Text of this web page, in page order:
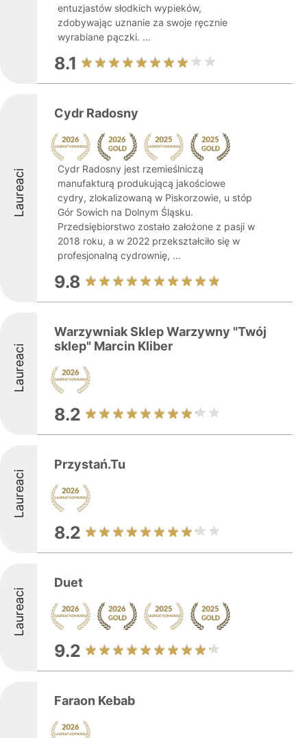
entuzjastów słodkich wypieków,
zdobywając uznanie za swoje ręcznie
wyrabiane pączki. ...
8.1
Laureaci
Cydr Radosny
Cydr Radosny jest rzemieślniczą
manufakturą produkującą jakościowe
cydry, zlokalizowaną w Piskorzowie, u stóp
Gór Sowich na Dolnym Śląsku.
Przedsiębiorstwo zostało założone z pasji w
2018 roku, a w 2022 przekształciło się w
profesjonalną cydrownię, ...
9.8
Laureaci
Warzywniak Sklep Warzywny "Twój
sklep" Marcin Kliber
8.2
Laureaci
Przystań.Tu
8.2
Laureaci
Duet
9.2
Faraon Kebab